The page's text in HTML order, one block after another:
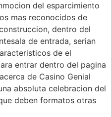
del esparcimiento
mas reconocidos de
dentro del
de entrada, serian
de el
entrar dentro del pagina
de Casino Genial
absoluta celebracion del
deben formatos otras